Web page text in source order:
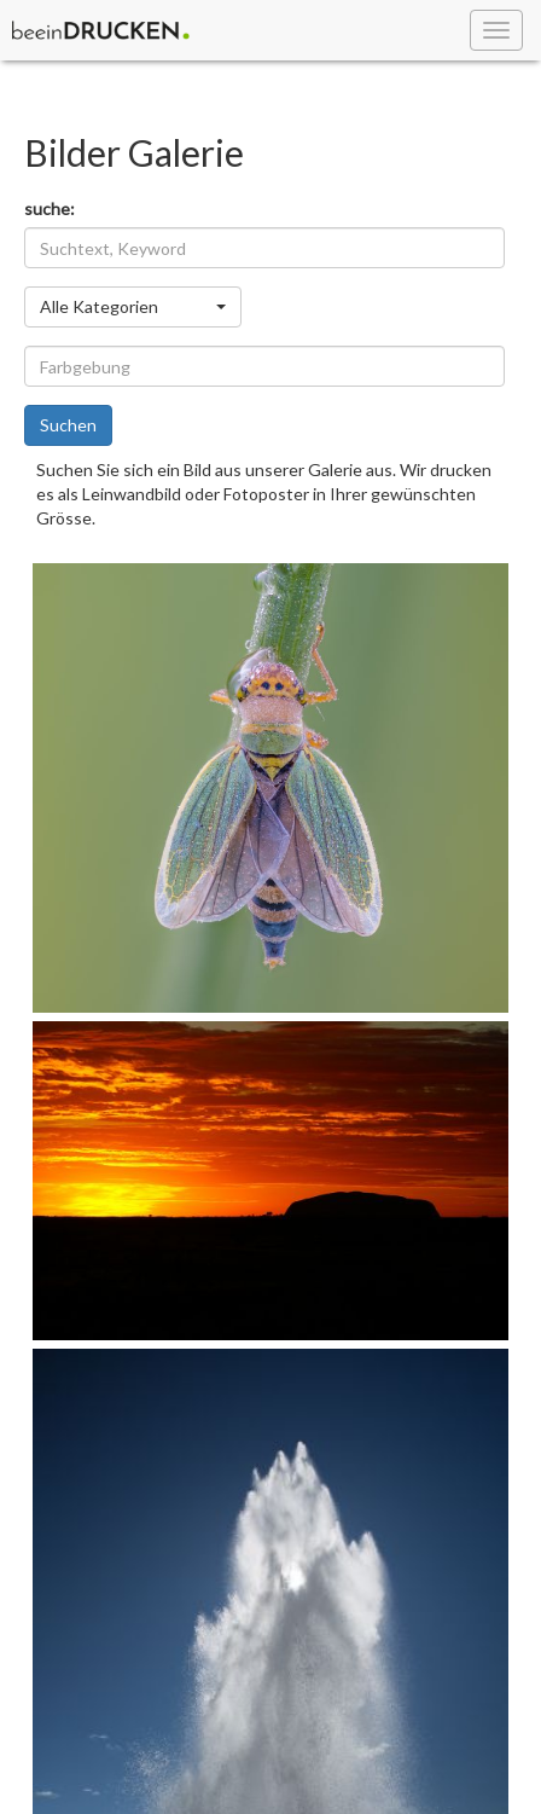
Bilder Galerie
suche:
Kategorie
Alle Kategorien
Suchen
Suchen Sie sich ein Bild aus unserer Galerie aus. Wir drucken
es als Leinwandbild oder Fotoposter in Ihrer gewünschten
Grösse.